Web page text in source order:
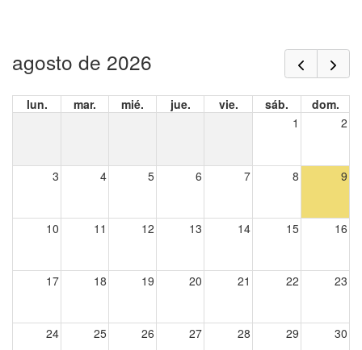
agosto de 2026
lun. mar. mié. jue. vie. sáb.
dom.
1
2
3 4 5 6 7 8 9
10 11 12 13 14 15 16
17 18 19 20 21 22 23
24 25 26 27 28 29 30